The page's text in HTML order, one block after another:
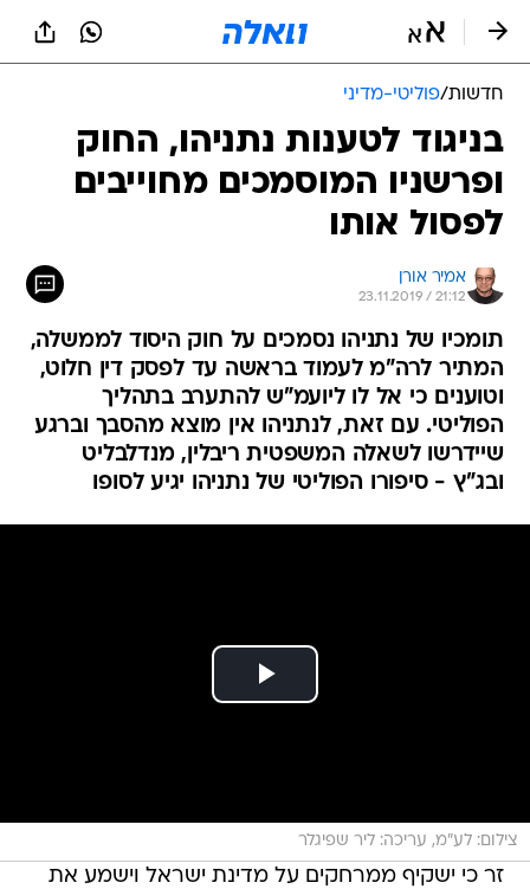
חדשות/פוליטי-מדיני
בניגוד לטענות נתניהו, החוק
ופרשניו המוסמכים מחוייבים
לפסול אותו
אמיר אורן
23.11.2019 / 21:12
תומכיו של נתניהו נסמכים על חוק היסוד לממשלה,
המתיר לרה"מ לעמוד בראשה עד לפסק דין חלוט,
וטוענים כי אל לו ליועמ"ש להתערב בתהליך
הפוליטי. עם זאת, לנתניהו אין מוצא מהסבך וברגע
שיידרשו לשאלה המשפטית ריבלין, מנדלבליט
ובג"ץ - סיפורו הפוליטי של נתניהו יגיע לסופו
צילום: לע"מ, עריכה: ליר שפיגלר
זר כי ישקיף ממרחקים על מדינת ישראל וישמע את